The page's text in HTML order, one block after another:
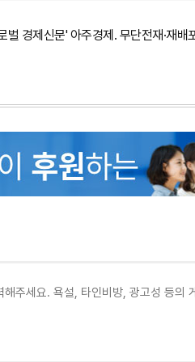
경제신문' 아주경제. 무단전재·재배